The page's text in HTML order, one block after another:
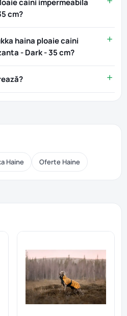
caini impermeabila
cm?
haina ploaie caini
- Dark - 35 cm?
Haine Oferte Haine